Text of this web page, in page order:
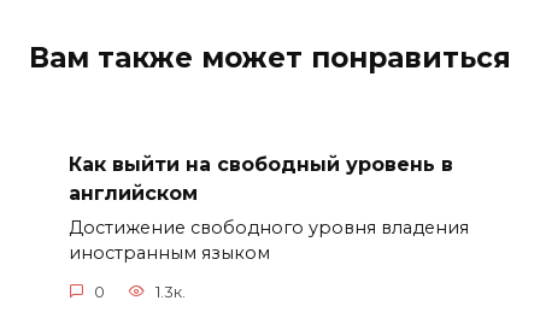
Вам также может понравиться
Как выйти на свободный уровень в
английском
Достижение свободного уровня владения
иностранным языком
0 1.3к.